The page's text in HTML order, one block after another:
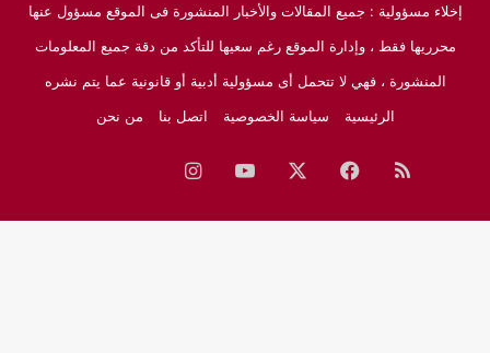
إخلاء مسؤولية : جميع المقالات والأخبار المنشورة فى الموقع مسؤول عنها
محرريها فقط ، وإدارة الموقع رغم سعيها للتأكد من دقة جميع المعلومات
المنشورة ، فهي لا تتحمل أى مسؤولية أدبية أو قانونية عما يتم نشره
الرئيسية
سياسة الخصوصية اتصل بنا من نحن
ملخص
الموقع
فيسبوك ‫YouTubeانستقرام
نيوز